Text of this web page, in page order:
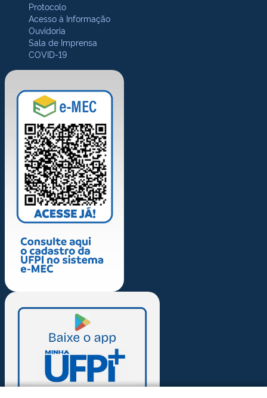
Protocolo
Acesso à Informação
Ouvidoria
Sala de Imprensa
COVID-19